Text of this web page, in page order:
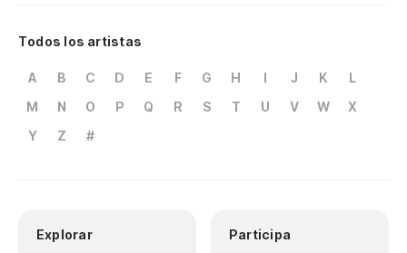
Todos los artistas
A B C D E F G H I J K
L
M
N O P Q R S T U V W
X
Y
Z #
Explorar Participa